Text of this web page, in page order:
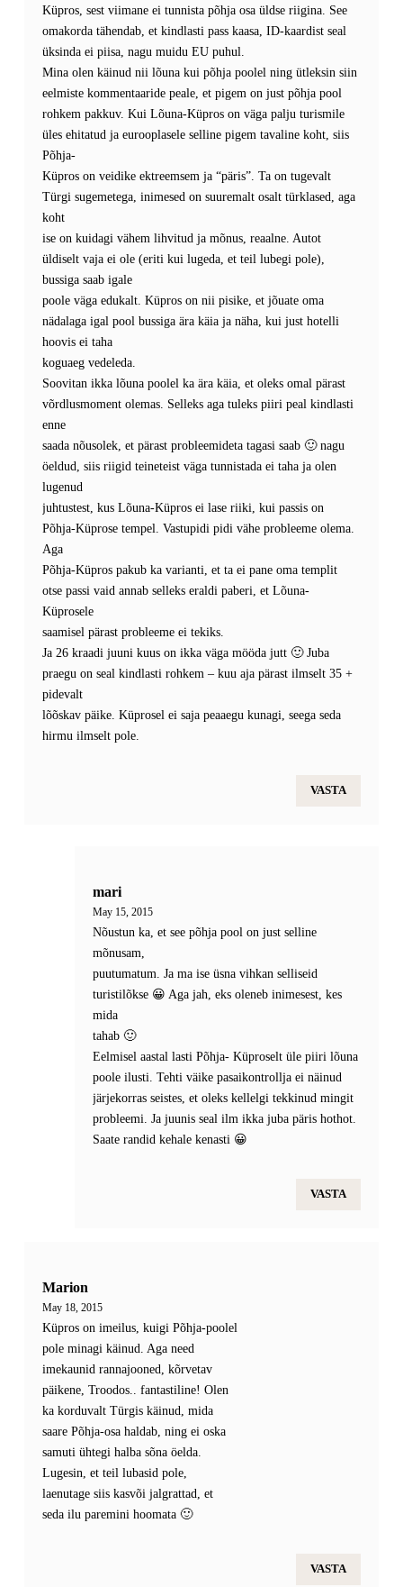
Küpros, sest viimane ei tunnista põhja osa üldse riigina. See
omakorda tähendab, et kindlasti pass kaasa, ID-kaardist seal
üksinda ei piisa, nagu muidu EU puhul.
Mina olen käinud nii lõuna kui põhja poolel ning ütleksin siin
eelmiste kommentaaride peale, et pigem on just põhja pool
rohkem pakkuv. Kui Lõuna-Küpros on väga palju turismile
üles ehitatud ja eurooplasele selline pigem tavaline koht, siis
Põhja-
Küpros on veidike ektreemsem ja “päris”. Ta on tugevalt
Türgi sugemetega, inimesed on suuremalt osalt türklased, aga
koht
ise on kuidagi vähem lihvitud ja mõnus, reaalne. Autot
üldiselt vaja ei ole (eriti kui lugeda, et teil lubegi pole),
bussiga saab igale
poole väga edukalt. Küpros on nii pisike, et jõuate oma
nädalaga igal pool bussiga ära käia ja näha, kui just hotelli
hoovis ei taha
koguaeg vedeleda.
Soovitan ikka lõuna poolel ka ära käia, et oleks omal pärast
võrdlusmoment olemas. Selleks aga tuleks piiri peal kindlasti
enne
saada nõusolek, et pärast probleemideta tagasi saab 🙂 nagu
öeldud, siis riigid teineteist väga tunnistada ei taha ja olen
lugenud
juhtustest, kus Lõuna-Küpros ei lase riiki, kui passis on
Põhja-Küprose tempel. Vastupidi pidi vähe probleeme olema.
Aga
Põhja-Küpros pakub ka varianti, et ta ei pane oma templit
otse passi vaid annab selleks eraldi paberi, et Lõuna-
Küprosele
saamisel pärast probleeme ei tekiks.
Ja 26 kraadi juuni kuus on ikka väga mööda jutt 🙂 Juba
praegu on seal kindlasti rohkem – kuu aja pärast ilmselt 35 +
pidevalt
lõõskav päike. Küprosel ei saja peaaegu kunagi, seega seda
hirmu ilmselt pole.
VASTA
mari
May 15, 2015
Nõustun ka, et see põhja pool on just selline
mõnusam,
puutumatum. Ja ma ise üsna vihkan selliseid
turistilõkse 😀 Aga jah, eks oleneb inimesest, kes
mida
tahab 🙂
Eelmisel aastal lasti Põhja- Küproselt üle piiri lõuna
poole ilusti. Tehti väike pasaikontrollja ei näinud
järjekorras seistes, et oleks kellelgi tekkinud mingit
probleemi. Ja juunis seal ilm ikka juba päris hothot.
Saate randid kehale kenasti 😀
VASTA
Marion
May 18, 2015
Küpros on imeilus, kuigi Põhja-poolel
pole minagi käinud. Aga need
imekaunid rannajooned, kõrvetav
päikene, Troodos.. fantastiline! Olen
ka korduvalt Türgis käinud, mida
saare Põhja-osa haldab, ning ei oska
samuti ühtegi halba sõna öelda.
Lugesin, et teil lubasid pole,
laenutage siis kasvõi jalgrattad, et
seda ilu paremini hoomata 🙂
VASTA